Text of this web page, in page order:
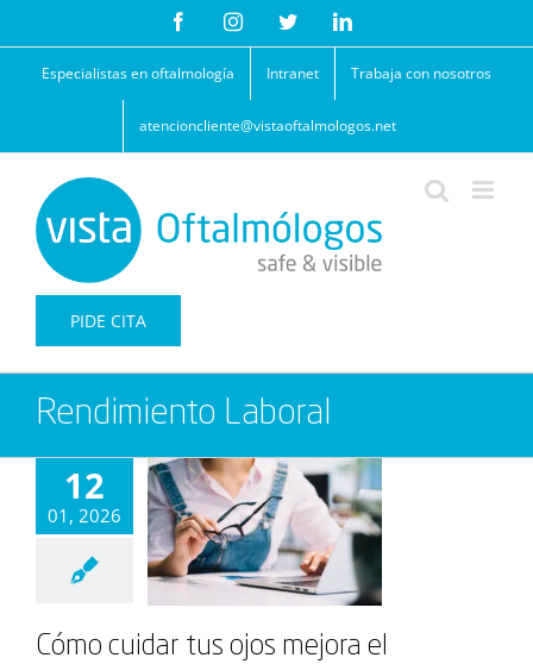
contenido
FacebookInstagramTwitterLinkedIn
Especialistas en oftalmología Intranet Trabaja con nosotros
atencioncliente@vistaoftalmologos.net
PIDE CITA
Rendimiento Laboral
12
01, 2026
Cómo cuidar tus ojos mejora el